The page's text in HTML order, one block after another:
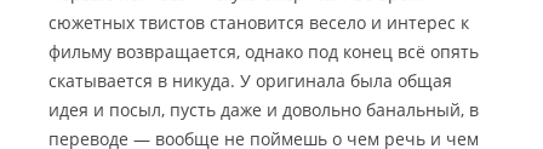
сюжетных твистов становится весело и интерес к
фильму возвращается, однако под конец всё опять
скатывается в никуда. У оригинала была общая
идея и посыл, пусть даже и довольно банальный, в
переводе — вообще не поймешь о чем речь и чем